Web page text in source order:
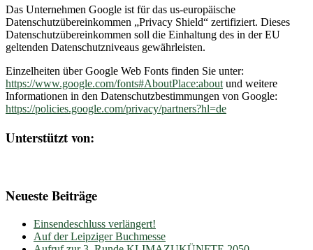
Das Unternehmen Google ist für das us-europäische
Datenschutzübereinkommen „Privacy Shield“ zertifiziert. Dieses
Datenschutzübereinkommen soll die Einhaltung des in der EU
geltenden Datenschutzniveaus gewährleisten.
Einzelheiten über Google Web Fonts finden Sie unter:
https://www.google.com/fonts#AboutPlace:about und weitere
Informationen in den Datenschutzbestimmungen von Google:
https://policies.google.com/privacy/partners?hl=de
Unterstützt von:
Neueste Beiträge
Einsendeschluss verlängert!
Auf der Leipziger Buchmesse